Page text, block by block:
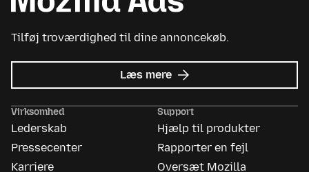
Tilføj troværdighed til dine annoncekøb.
Læs mere om
Mozilla
Virksomhed
Lederskab
Pressecenter
Karriere
Support
Hjælp til produkter
Rapporter en fejl
Oversæt Mozilla